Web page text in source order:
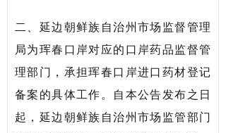
二、延边朝鲜族自治州市场监督管理
局为珲春口岸对应的口岸药品监督管
理部门，承担珲春口岸进口药材登记
备案的具体工作。自本公告发布之日
起，延边朝鲜族自治州市场监管部门